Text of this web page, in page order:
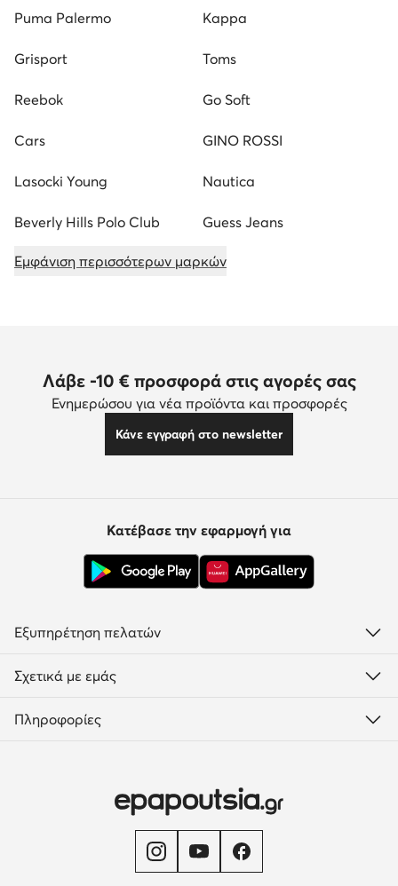
Puma Palermo Kappa
Grisport Toms
Reebok Go Soft
Cars GINO ROSSI
Lasocki Young Nautica
Beverly Hills Polo Club Guess Jeans
Εμφάνιση περισσότερων μαρκών
Λάβε -10 € προσφορά στις αγορές σας
Ενημερώσου για νέα προϊόντα και προσφορές
Κάνε εγγραφή στο newsletter
Κατέβασε την εφαρμογή για
Εξυπηρέτηση πελατών
Σχετικά με εμάς
Πληροφορίες